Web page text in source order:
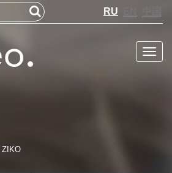
RU
Меню
ZIKO